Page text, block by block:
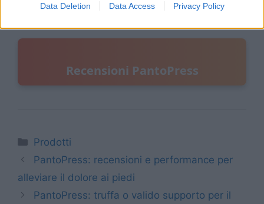
Data Deletion Data Access Privacy Policy
Recensioni PantoPress
Categorie
Prodotti
PantoPress: recensioni e performance per
alleviare il dolore ai piedi
PantoPress: truffa o valido supporto per il